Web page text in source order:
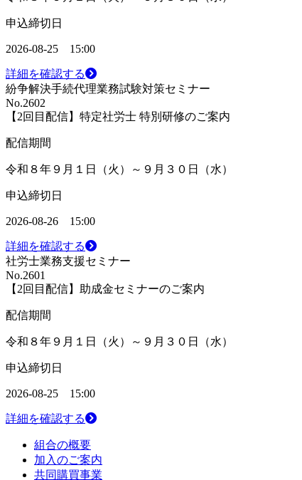
申込締切日
2026-08-25 15:00
詳細を確認する
紛争解決手続代理業務試験対策セミナー
No.2602
【2回目配信】特定社労士 特別研修のご案内
配信期間
令和８年９月１日（火）～９月３０日（水）
申込締切日
2026-08-26 15:00
詳細を確認する
社労士業務支援セミナー
No.2601
【2回目配信】助成金セミナーのご案内
配信期間
令和８年９月１日（火）～９月３０日（水）
申込締切日
2026-08-25 15:00
詳細を確認する
組合の概要
加入のご案内
共同購買事業